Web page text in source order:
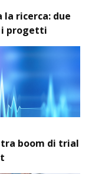
la ricerca: due
i progetti
boom di trial